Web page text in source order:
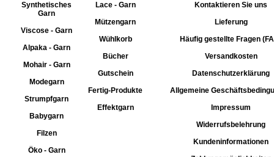
Synthetisches
Garn
Viscose - Garn
Alpaka - Garn
Mohair - Garn
Modegarn
Strumpfgarn
Babygarn
Filzen
Öko - Garn
Lace - Garn
Mützengarn
Wühlkorb
Bücher
Gutschein
Fertig-Produkte
Effektgarn
Kontaktieren Sie uns
Lieferung
Häufig gestellte Fragen
Versandkosten
Datenschutzerklärung
Allgemeine
Impressum
Widerrufsbelehrung
Kundeninformationen